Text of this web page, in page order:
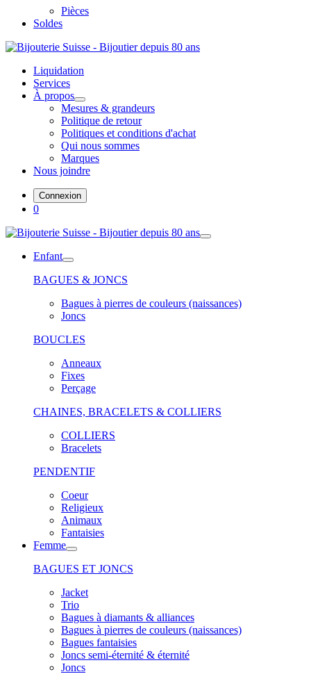
Pièces
Soldes
Liquidation
Services
À propos
Mesures & grandeurs
Politique de retour
Politiques et conditions d'achat
Qui nous sommes
Marques
Nous joindre
Connexion
0
Enfant
BAGUES & JONCS
Bagues à pierres de couleurs (naissances)
Joncs
BOUCLES
Anneaux
Fixes
Perçage
CHAINES, BRACELETS & COLLIERS
COLLIERS
Bracelets
PENDENTIF
Coeur
Religieux
Animaux
Fantaisies
Femme
BAGUES ET JONCS
Jacket
Trio
Bagues à diamants & alliances
Bagues à pierres de couleurs (naissances)
Bagues fantaisies
Joncs semi-éternité & éternité
Joncs